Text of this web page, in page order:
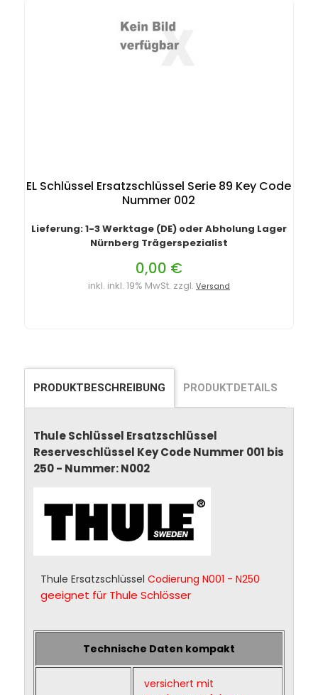
EL Schlüssel Ersatzschlüssel Serie 89 Key Code
Nummer 002
Lieferung: 1-3 Werktage (DE) oder Abholung Lager
Nürnberg Trägerspezialist
0,00 €
inkl. inkl. 19% MwSt. zzgl. Versand
PRODUKTBESCHREIBUNG PRODUKTDETAILS
Thule Schlüssel Ersatzschlüssel
Reserveschlüssel Key Code Nummer 001 bis
250 - Nummer: N002
Thule Ersatzschlüssel Codierung N001 - N250
geeignet für Thule Schlösser
Technische Daten kompakt
versichert mit